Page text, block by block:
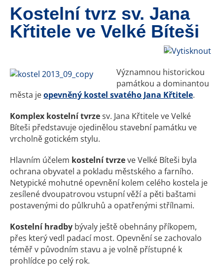
Kostelní tvrz sv. Jana
Křtitele ve Velké Bíteši
Významnou historickou
památkou a dominantou
města jeopevněný kostel svatého Jana Křtitele.
Komplex kostelní tvrzesv. Jana Křtitele ve Velké
Bíteši představuje ojedinělou stavební památku ve
vrcholně gotickém stylu.
Hlavním účelem kostelní tvrzeve Velké Bíteši byla
ochrana obyvatel a pokladu městského a farního.
Netypické mohutné opevnění kolem celého kostela je
zesílené dvoupatrovou vstupní věží a pěti baštami
postavenými do půlkruhů a opatřenými střílnami.
Kostelní hradby bývaly ještě obehnány příkopem,
přes který vedl padací most. Opevnění se zachovalo
téměř v původním stavu a je volně přístupné k
prohlídce po celý rok.